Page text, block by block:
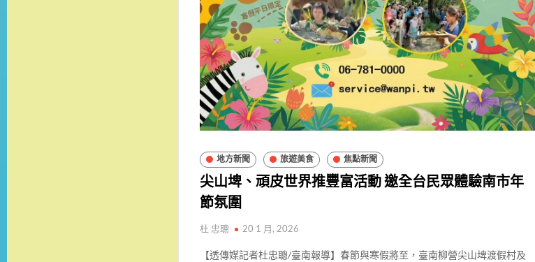
地方新聞 旅遊美食 焦點新聞
尖山埤、頑皮世界推豐富活動 邀全台民眾體驗南市年
節氛圍
杜 忠聰 20 1 月, 2026
【透傳媒記者杜忠聰/臺南報導】春節與寒假將至，臺南柳營尖山埤渡假村及